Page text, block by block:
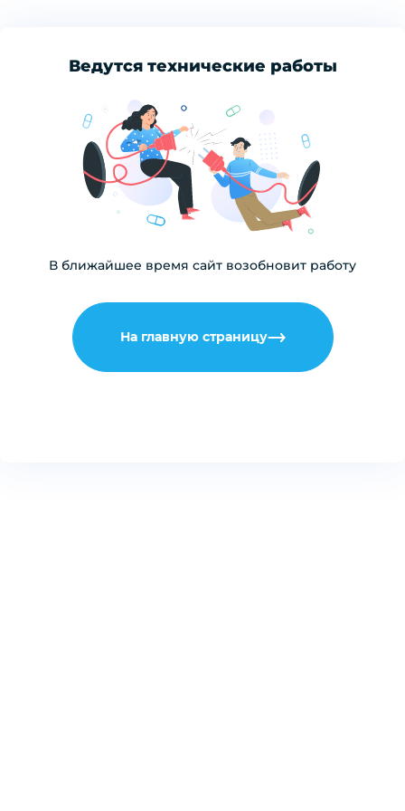
Ведутся технические работы
В ближайшее время сайт возобновит работу
На главную страницу